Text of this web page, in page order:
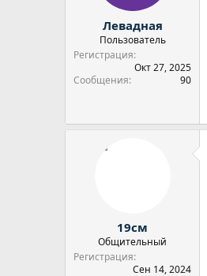
Левадная
Пользователь
Регистрация
Окт 27, 2025
Сообщения
90
19см
Общительный
Регистрация
Сен 14, 2024